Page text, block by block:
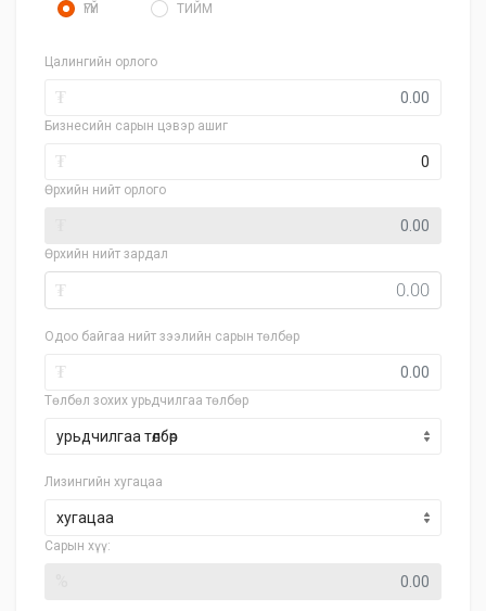
ҮГҮЙ ТИЙМ
Цалингийн орлого
₮
Бизнесийн сарын цэвэр ашиг
₮
Өрхийн нийт орлого
Өрхийн нийт зардал
₮
Одоо байгаа нийт зээлийн сарын төлбөр
₮
Төлбөл зохих урьдчилгаа төлбөр
Лизингийн хугацаа
хугацаа
Сарын хүү: